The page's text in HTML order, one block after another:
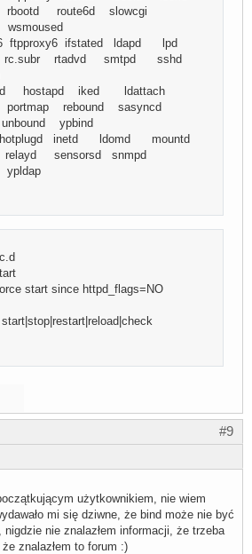
route6d slowcgi
ftpproxy6 ifstated ldapd lpd
rtadvd smtpd sshd
hostapd iked ldattach
rebound sasyncd
ypbind
inetd ldomd mountd
sensorsd snmpd
start since httpd_flags=NO
#9
użytkownikiem, nie wiem
mi się dziwne, że bind może nie być
nie znalazłem informacji, że trzeba
znalazłem to forum :)